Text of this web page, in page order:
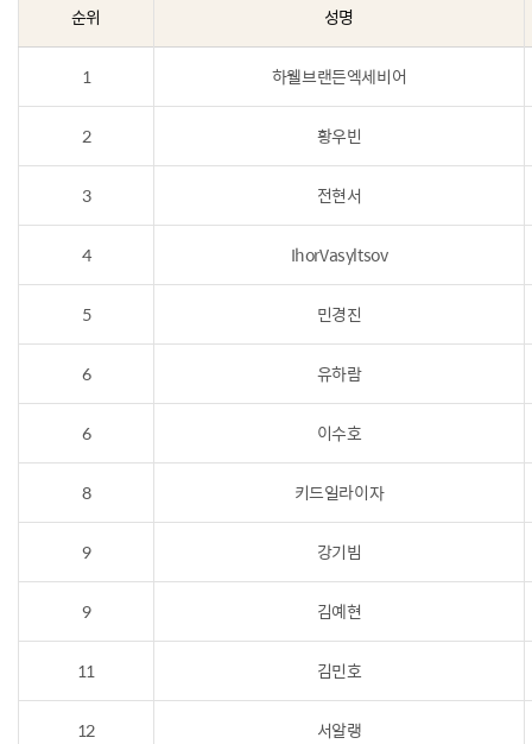
순위 성명
1 하웰브랜든엑세비어
2 황우빈
3 전현서
4 IhorVasyltsov
5 민경진
6 유하람
6 이수호
8 키드일라이자
9 강기빔
9 김예현
11 김민호
12 서알랭